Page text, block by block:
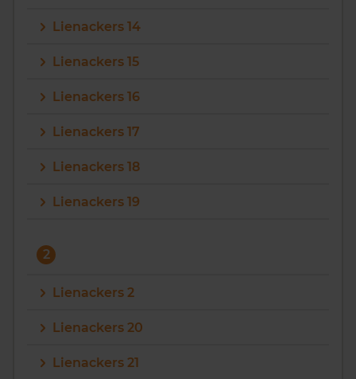
Maandag t/m vrijdag - 08:00 -18:00
Lienackers 14
Lienackers 15
Lienackers 16
Lienackers 17
Lienackers 18
Lienackers 19
2
Lienackers 2
Lienackers 20
Lienackers 21